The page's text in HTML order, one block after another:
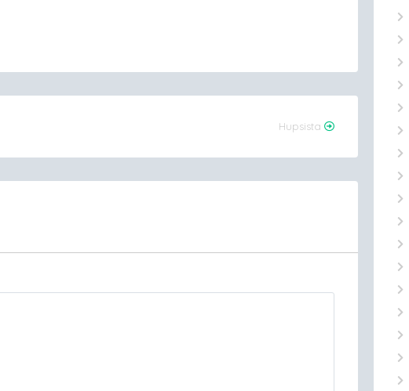
Hupsista